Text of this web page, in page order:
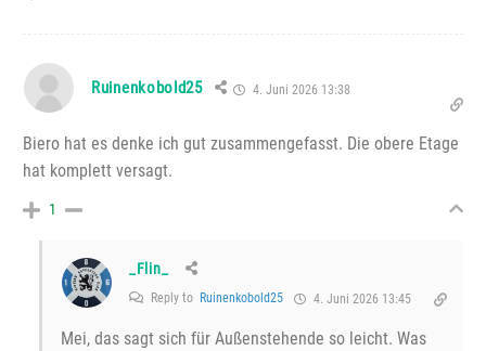
Ruinenkobold25 4. Juni 2026 13:38
Biero hat es denke ich gut zusammengefasst. Die obere Etage
hat komplett versagt.
1
_Flin_
Reply to Ruinenkobold25 4. Juni 2026 13:45
Mei, das sagt sich für Außenstehende so leicht. Was